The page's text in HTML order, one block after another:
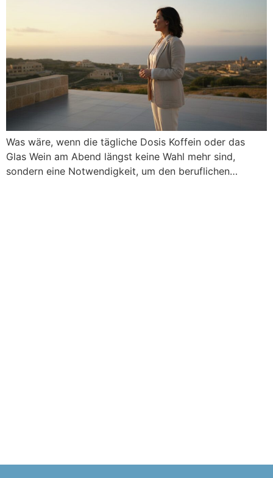
Was wäre, wenn die tägliche Dosis Koffein oder das
Glas Wein am Abend längst keine Wahl mehr sind,
sondern eine Notwendigkeit, um den beruflichen…